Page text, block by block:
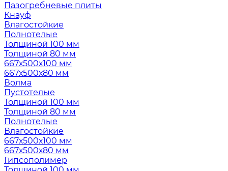
Пазогребневые плиты
Кнауф
Влагостойкие
Полнотелые
Толщиной 100 мм
Толщиной 80 мм
667х500х100 мм
667х500х80 мм
Волма
Пустотелые
Толщиной 100 мм
Толщиной 80 мм
Полнотелые
Влагостойкие
667х500х100 мм
667х500х80 мм
Гипсополимер